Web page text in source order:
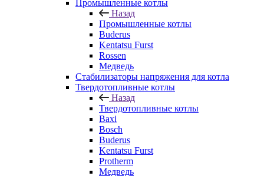
Промышленные котлы
Назад
Промышленные котлы
Buderus
Kentatsu Furst
Rossen
Медведь
Стабилизаторы напряжения для котла
Твердотопливные котлы
Назад
Твердотопливные котлы
Baxi
Bosch
Buderus
Kentatsu Furst
Protherm
Медведь